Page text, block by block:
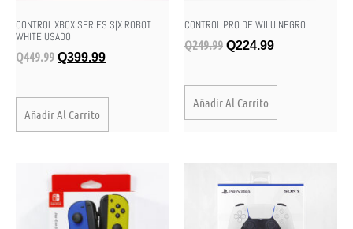
CONTROL XBOX SERIES S|X ROBOT
WHITE USADO
Q449.99 Q399.99
Añadir Al Carrito
CONTROL PRO DE WII U NEGRO
Q249.99 Q224.99
Añadir Al Carrito